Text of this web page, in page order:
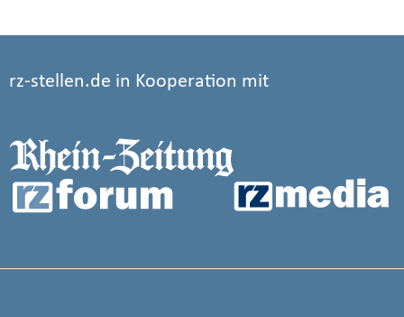
rz-stellen.de in Kooperation mit